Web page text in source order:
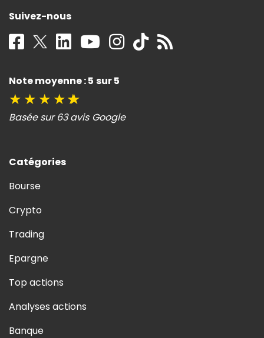
Suivez-nous
Note moyenne : 5 sur 5
★ ★ ★ ★★
Basée sur 63 avis Google
Catégories
Bourse
Crypto
Trading
Epargne
Top actions
Analyses actions
Banque